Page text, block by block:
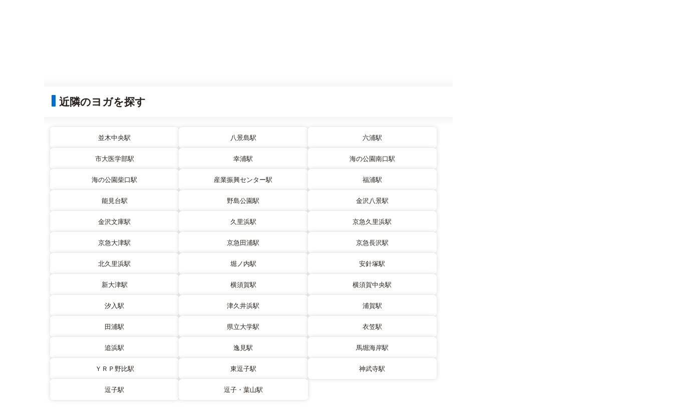
近隣のヨガを探す
並木中央駅 八景島駅 六浦駅
市大医学部駅 幸浦駅 海の公園南口駅
海の公園柴口駅 産業振興センター駅 福浦駅
能見台駅 野島公園駅 金沢八景駅
金沢文庫駅 久里浜駅 京急久里浜駅
京急大津駅 京急田浦駅 京急長沢駅
北久里浜駅 堀ノ内駅 安針塚駅
新大津駅 横須賀駅 横須賀中央駅
汐入駅 津久井浜駅 浦賀駅
田浦駅 県立大学駅 衣笠駅
追浜駅 逸見駅 馬堀海岸駅
ＹＲＰ野比駅 東逗子駅 神武寺駅
逗子駅 逗子・葉山駅